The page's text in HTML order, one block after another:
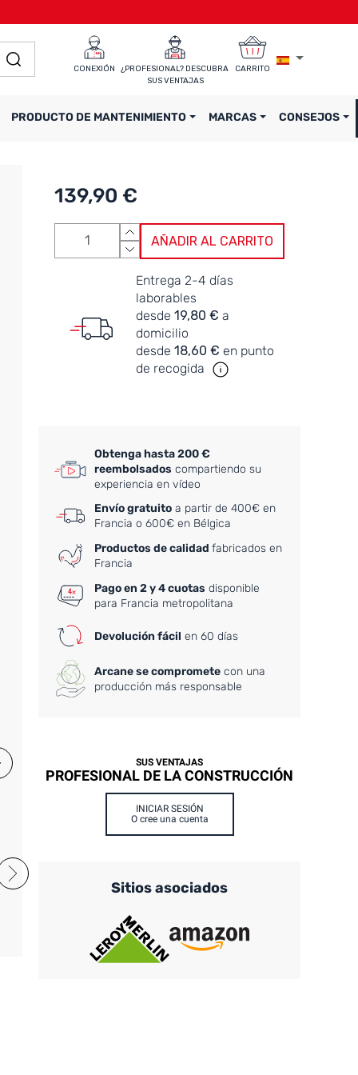
CONEXIÓN
¿PROFESIONAL? DESCUBRA
SUS VENTAJAS
CARRITO
PRODUCTO DE MANTENIMIENTO MARCAS CONSEJOS
beige
Verde
139,90 €
AÑADIR AL CARRITO
Entrega 2-4 días
laborables
desde19,80 € a
domicilio
desde18,60 € en punto
de recogida
Obtenga hasta 200 €
reembolsados compartiendo su
experiencia en vídeo
Envío gratuito a partir de 400€ en
Francia o 600€ en Bélgica
Productos de calidadfabricados en
Francia
Pago en 2 y 4 cuotas disponible
para Francia metropolitana
Devolución fácil en 60 días
Arcane se compromete con una
producción más responsable
SUS VENTAJAS
PROFESIONAL DE LA CONSTRUCCIÓN
INICIAR SESIÓN
O cree una cuenta
Sitios asociados